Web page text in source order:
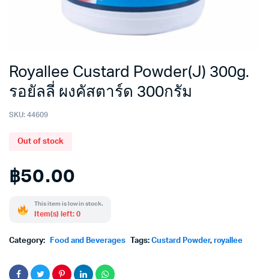
Royallee Custard Powder(J) 300g.
รอยัลลี่ ผงคัสตาร์ด 300กรัม
SKU: 44609
Out of stock
฿50.00
This item is low in stock.
Item(s) left: 0
Category: Food and Beverages Tags: Custard Powder, royallee